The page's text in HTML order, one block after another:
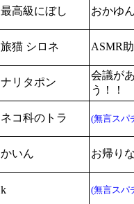
最高級にぼし おかゆ
旅猫 シロネ ASMR
ナリタポン
会議が
う！！
ネコ科のトラ (無言スパ
かいん お帰り
k
(無言スパ